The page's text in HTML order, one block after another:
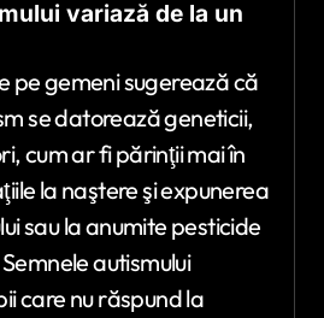
variază de la un
pe gemeni sugerează că
se datorează geneticii,
cum ar fi părinţii mai în
la naştere şi expunerea
sau la anumite pesticide
autismului
care nu răspund la